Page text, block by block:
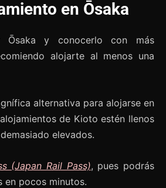
en Ōsaka
Ōsaka y conocerlo con más
alojarte al menos una
alternativa para alojarse en
de Kioto estén llenos
elevados.
(Japan Rail Pass), pues podrás
en pocos minutos.